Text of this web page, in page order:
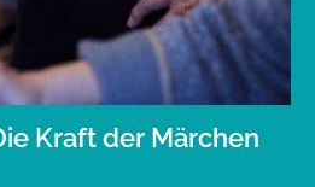
Kraft der Märchen